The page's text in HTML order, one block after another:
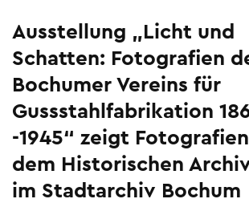
Ausstellung „Licht und
Schatten: Fotografien
Bochumer Vereins für
Gussstahlfabrikation
-1945“ zeigt
dem Historischen
im Stadtarchiv Bochum